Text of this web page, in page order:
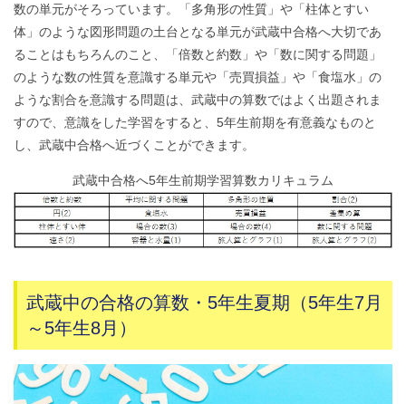
数の単元がそろっています。「多角形の性質」や「柱体とすい
体」のような図形問題の土台となる単元が武蔵中合格へ大切であ
ることはもちろんのこと、「倍数と約数」や「数に関する問題」
のような数の性質を意識する単元や「売買損益」や「食塩水」の
ような割合を意識する問題は、武蔵中の算数ではよく出題されま
すので、意識をした学習をすると、5年生前期を有意義なものと
し、武蔵中合格へ近づくことができます。
武蔵中合格へ5年生前期学習算数カリキュラム
武蔵中の合格の算数・5年生夏期（5年生7月
～5年生8月）